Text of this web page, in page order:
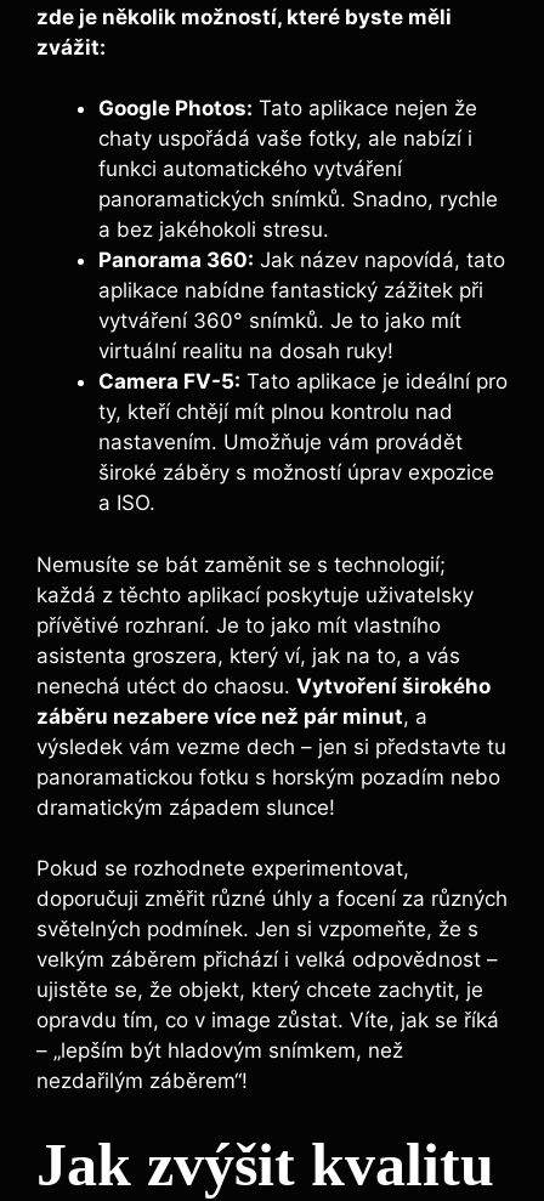
zde je několik možností, které ⁢byste‌ měli
zvážit:
Google Photos: Tato ⁢aplikace nejen že
chaty uspořádá ‍vaše fotky, ale‍ nabízí i
funkci automatického vytváření
panoramatických snímků. Snadno, rychle
a bez jakéhokoli stresu.
Panorama⁢ 360: Jak název napovídá, tato
aplikace ‌nabídne fantastický⁢ zážitek ‌při
vytváření 360° snímků. Je to‍ jako mít⁤
virtuální realitu na dosah ruky!
Camera FV-5: Tato aplikace je ideální pro​
ty, kteří chtějí mít plnou ​kontrolu nad
nastavením. Umožňuje⁢ vám provádět
široké záběry s možností úprav ‍expozice
a ISO.
Nemusíte ⁣se bát ‍zaměnit se s ​technologií;
každá z těchto aplikací poskytuje⁢ uživatelsky
přívětivé rozhraní. ⁢Je ⁤to jako mít vlastního
asistenta groszera, který ‍ví, jak na to, a vás
nenechá utéct ⁢do ⁢chaosu. Vytvoření širokého
záběru ​nezabere více ⁣než ‌pár minut, a
výsledek vám vezme dech – jen ​si představte‌ tu
panoramatickou ​fotku​ s ⁣horským pozadím nebo
dramatickým ⁢západem ⁢slunce!
Pokud se rozhodnete experimentovat,
doporučuji změřit různé úhly a focení za​ různých
světelných podmínek. ​Jen si vzpomeňte, že s
velkým záběrem přichází ⁢i velká odpovědnost –
‍ujistěte se, že objekt,⁤ který chcete zachytit, je
⁢opravdu tím, co ‍v​ image zůstat. Víte, jak se ‍říká
– „lepším být ‍hladovým snímkem, než
nezdařilým ⁢záběrem“!
Jak ‌zvýšit kvalitu